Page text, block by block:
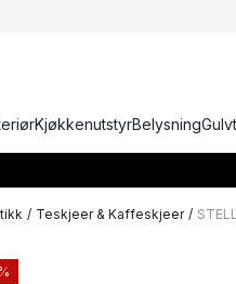
KjøkkenutstyrBelysning
/ Teskjeer & Kaffeskjeer /